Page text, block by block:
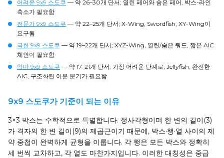
어려운 9x9 스도쿠 — 약 26–30개 단서; 열린 페어와 숨은 페어, 박스-라인
축소가 필요함
전문가 9x9 스도쿠 — 약 22–25개 단서; X-Wing, Swordfish, XY-Wing이
요구됨
극한 9x9 스도쿠 — 약 19–22개 단서; XYZ-Wing, 열린/숨은 쿼드, 짧은 AIC
체인이 필요함
악마 9x9 스도쿠 — 약 17–21개 단서; 가장 어려운 단계로, Jellyfish, 완전한
AIC, 구조화된 이분 분기가 필요함
9x9 스도쿠가 기준이 되는 이유
3×3 박스는 수학적으로 특별합니다. 정사각형이며 한 변의 길이(3)
가 격자의 한 변 길이(9)의 제곱근이기 때문에, 박스·행·열 사이의 제
약 중첩이 완벽하게 균형을 이룹니다. 각 행은 모든 박스와 정확히
세 번씩 교차하고, 각 열도 마찬가지입니다. 이러한 대칭성은 중급